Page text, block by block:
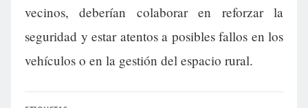
vecinos, deberían colaborar en reforzar la
seguridad y estar atentos a posibles fallos en los
vehículos o en la gestión del espacio rural.